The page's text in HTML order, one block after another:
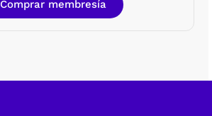
Comprar membresía